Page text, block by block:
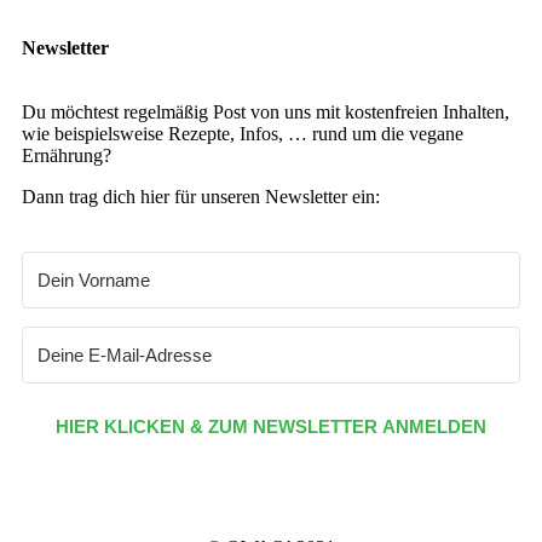
Newsletter
Du möchtest regelmäßig Post von uns mit kostenfreien Inhalten,
wie beispielsweise Rezepte, Infos, … rund um die vegane
Ernährung?
Dann trag dich hier für unseren Newsletter ein:
HIER KLICKEN & ZUM NEWSLETTER ANMELDEN